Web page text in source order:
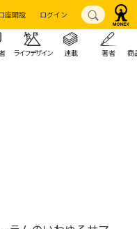
座開設 ログイン
ライフデザイン 連載 著者 商